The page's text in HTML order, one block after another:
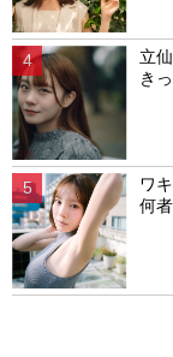
立
き
ワ
何